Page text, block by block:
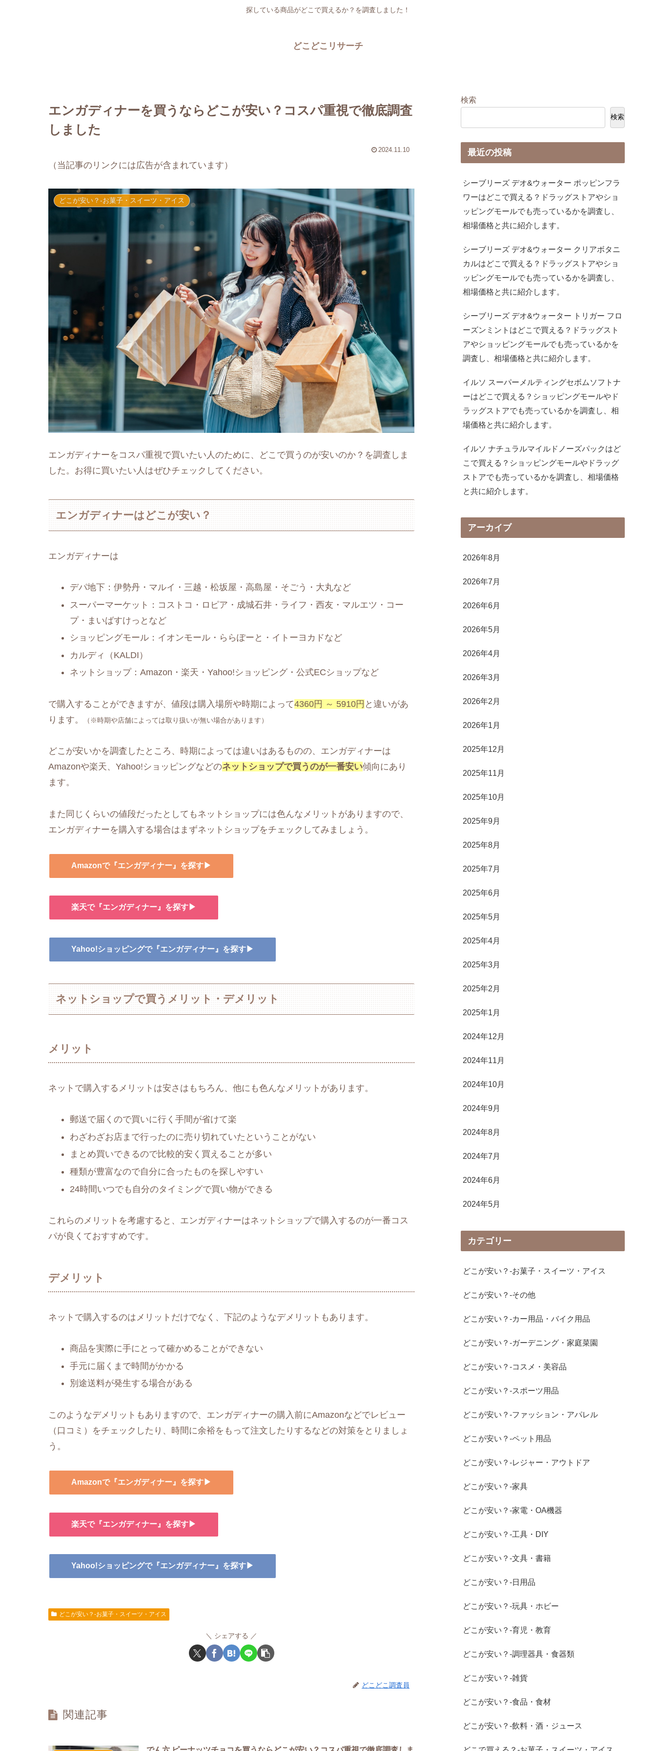
探している商品がどこで買えるか？を調査しました！
どこどこリサーチ
エンガディナーを買うならどこが安い？コスパ重視で徹底調査
しました
2024.11.10
（当記事のリンクには広告が含まれています）
どこが安い？-お菓子・スイーツ・アイス
エンガディナーをコスパ重視で買いたい人のために、どこで買うのが安いのか？を調査しま
した。お得に買いたい人はぜひチェックしてください。
エンガディナーはどこが安い？
エンガディナーは
デパ地下：伊勢丹・マルイ・三越・松坂屋・高島屋・そごう・大丸など
スーパーマーケット：コストコ・ロピア・成城石井・ライフ・西友・マルエツ・コー
プ・まいばすけっとなど
ショッピングモール：イオンモール・ららぽーと・イトーヨカドなど
カルディ（KALDI）
ネットショップ：Amazon・楽天・Yahoo!ショッピング・公式ECショップなど
で購入することができますが、値段は購入場所や時期によって4360円 ～ 5910円 と違いがあ
ります。
（※時期や店舗によっては取り扱いが無い場合があります）
どこが安いかを調査したところ、時期によっては違いはあるものの、エンガディナーは
Amazonや楽天、Yahoo!ショッピングなどのネットショップで買うのが一番安い傾向にあり
ます。
また同じくらいの値段だったとしてもネットショップには色んなメリットがありますので、
エンガディナーを購入する場合はまずネットショップをチェックしてみましょう。
Amazonで『エンガディナー』を探す▶
楽天で『エンガディナー』を探す▶
Yahoo!ショッピングで『エンガディナー』を探す▶
ネットショップで買うメリット・デメリット
メリット
ネットで購入するメリットは安さはもちろん、他にも色んなメリットがあります。
郵送で届くので買いに行く手間が省けて楽
わざわざお店まで行ったのに売り切れていたということがない
まとめ買いできるので比較的安く買えることが多い
種類が豊富なので自分に合ったものを探しやすい
24時間いつでも自分のタイミングで買い物ができる
これらのメリットを考慮すると、エンガディナーはネットショップで購入するのが一番コス
パが良くておすすめです。
デメリット
ネットで購入するのはメリットだけでなく、下記のようなデメリットもあります。
商品を実際に手にとって確かめることができない
手元に届くまで時間がかかる
別途送料が発生する場合がある
このようなデメリットもありますので、エンガディナーの購入前にAmazonなどでレビュー
（口コミ）をチェックしたり、時間に余裕をもって注文したりするなどの対策をとりましょ
う。
Amazonで『エンガディナー』を探す▶
楽天で『エンガディナー』を探す▶
Yahoo!ショッピングで『エンガディナー』を探す▶
どこが安い？-お菓子・スイーツ・アイス
シェアする
どこどこ調査員
関連記事
検索
検索
最近の投稿
シーブリーズ デオ&ウォーター ポッピンフラ
ワーはどこで買える？ドラッグストアやショ
ッピングモールでも売っているかを調査し、
相場価格と共に紹介します。
シーブリーズ デオ&ウォーター クリアボタニ
カルはどこで買える？ドラッグストアやショ
ッピングモールでも売っているかを調査し、
相場価格と共に紹介します。
シーブリーズ デオ&ウォーター トリガー フロ
ーズンミントはどこで買える？ドラッグスト
アやショッピングモールでも売っているかを
調査し、相場価格と共に紹介します。
イルソ スーパーメルティングセボムソフトナ
ーはどこで買える？ショッピングモールやド
ラッグストアでも売っているかを調査し、相
場価格と共に紹介します。
イルソ ナチュラルマイルドノーズパックはど
こで買える？ショッピングモールやドラッグ
ストアでも売っているかを調査し、相場価格
と共に紹介します。
アーカイブ
2026年8月
2026年7月
2026年6月
2026年5月
2026年4月
2026年3月
2026年2月
2026年1月
2025年12月
2025年11月
2025年10月
2025年9月
2025年8月
2025年7月
2025年6月
2025年5月
2025年4月
2025年3月
2025年2月
2025年1月
2024年12月
2024年11月
2024年10月
2024年9月
2024年8月
2024年7月
2024年6月
2024年5月
カテゴリー
どこが安い？-お菓子・スイーツ・アイス
どこが安い？-その他
どこが安い？-カー用品・バイク用品
どこが安い？-ガーデニング・家庭菜園
どこが安い？-コスメ・美容品
どこが安い？-スポーツ用品
どこが安い？-ファッション・アパレル
どこが安い？-ペット用品
どこが安い？-レジャー・アウトドア
どこが安い？-家具
どこが安い？-家電・OA機器
どこが安い？-工具・DIY
どこが安い？-文具・書籍
どこが安い？-日用品
どこが安い？-玩具・ホビー
どこが安い？-育児・教育
どこが安い？-調理器具・食器類
どこが安い？-雑貨
どこが安い？-食品・食材
どこが安い？-飲料・酒・ジュース